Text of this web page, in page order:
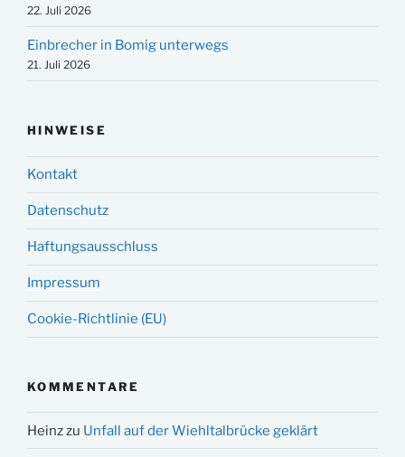
22. Juli 2026
Einbrecher in Bomig unterwegs
21. Juli 2026
HINWEISE
Kontakt
Datenschutz
Haftungsausschluss
Impressum
Cookie-Richtlinie (EU)
KOMMENTARE
Heinzzu Unfall auf der Wiehltalbrücke geklärt